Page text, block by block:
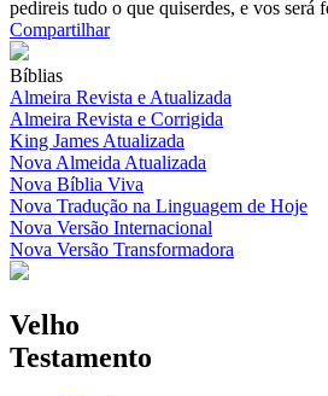
pedireis tudo o que quiserdes, e vos será
Compartilhar
Bíblias
Almeira Revista e Atualizada
Almeira Revista e Corrigida
King James Atualizada
Nova Almeida Atualizada
Nova Bíblia Viva
Nova Tradução na Linguagem de Hoje
Nova Versão Internacional
Nova Versão Transformadora
Velho
Testamento